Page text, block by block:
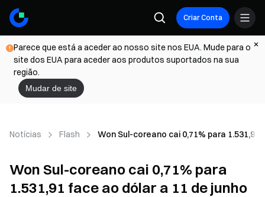
Criar Conta
Parece que está a aceder ao nosso site nos EUA. Mude para o
site dos EUA para aceder aos produtos suportados na sua
região.
Mudar de site
Notícias Flash Won Sul-coreano cai 0,71% para 1.531,91
Won Sul-coreano cai 0,71% para
1.531,91 face ao dólar a 11 de junho